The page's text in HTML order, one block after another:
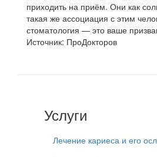
приходить на приём. Они как
такая же ассоциация с этим
стоматология — это ваше
Источник: ПроДокторов
Услуги
Лечение кариеса и его